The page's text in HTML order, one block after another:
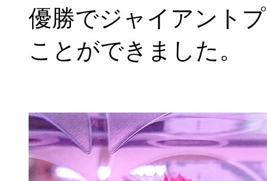
優勝でジャイアント
ことができました。